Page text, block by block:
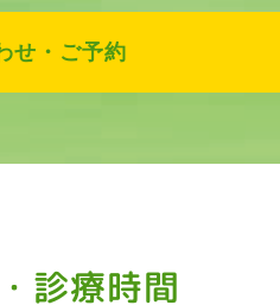
せ・ご予約
診療時間